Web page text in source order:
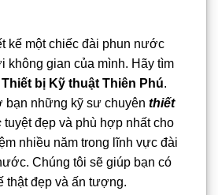
kế một chiếc đài phun nước
không gian của mình. Hãy tìm
bị Kỹ thuật Thiên Phú.
bạn những kỹ sư chuyên thiết
tuyệt đẹp và phù hợp nhất cho
nhiều năm trong lĩnh vực đài
Chúng tôi sẽ giúp bạn có
thật đẹp và ấn tượng.